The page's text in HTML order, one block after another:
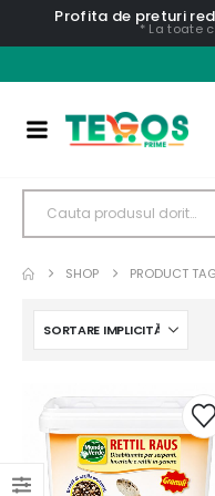
Profita de preturi
* La toate
SHOP PRODUCT